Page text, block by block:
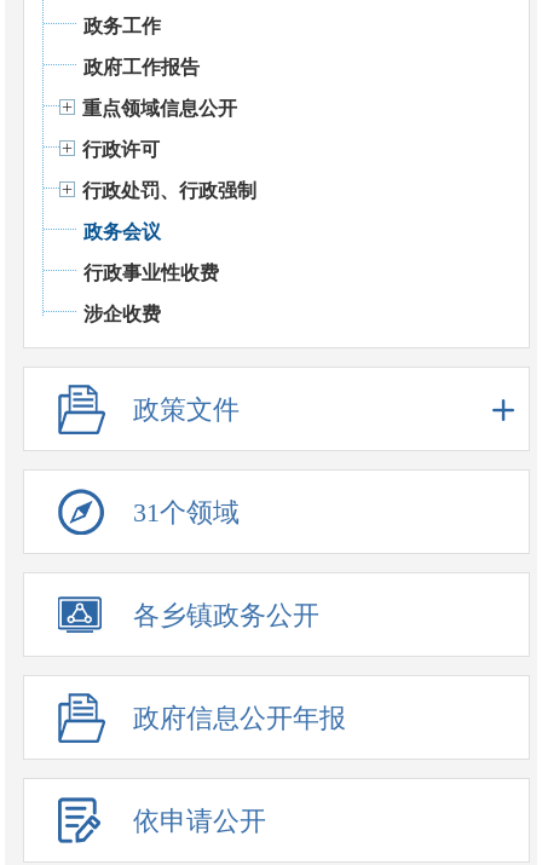
政务工作
政府工作报告
重点领域信息公开
行政许可
行政处罚、行政强制
政务会议
行政事业性收费
涉企收费
政策文件
31个领域
各乡镇政务公开
政府信息公开年报
依申请公开